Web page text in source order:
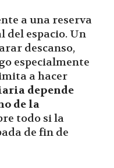
a una reserva
del espacio. Un
descanso,
especialmente
a hacer
depende
de la
todo si la
de fin de